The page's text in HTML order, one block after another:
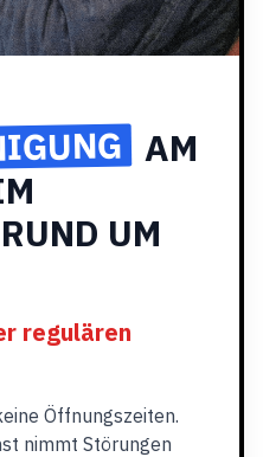
AM
UM
regulären
Öffnungszeiten.
nimmt Störungen